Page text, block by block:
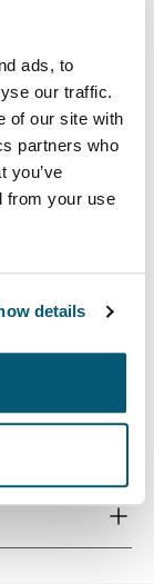
ads, to
our traffic.
of our site with
partners who
you’ve
from your use
details